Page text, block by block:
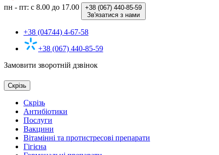
пн - пт: с 8.00 до 17.00 +38 (067) 440-85-59
Зв'язатися з нами
+38 (04744) 4-67-58
+38 (067) 440-85-59
Замовити зворотній дзвінок
Скрізь
Скрізь
Антибіотики
Послуги
Вакцини
Вітамінні та протистресові препарати
Гігієна